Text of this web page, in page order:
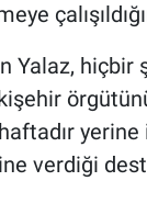
Yalaz, hiçbir
yerine
verdiği